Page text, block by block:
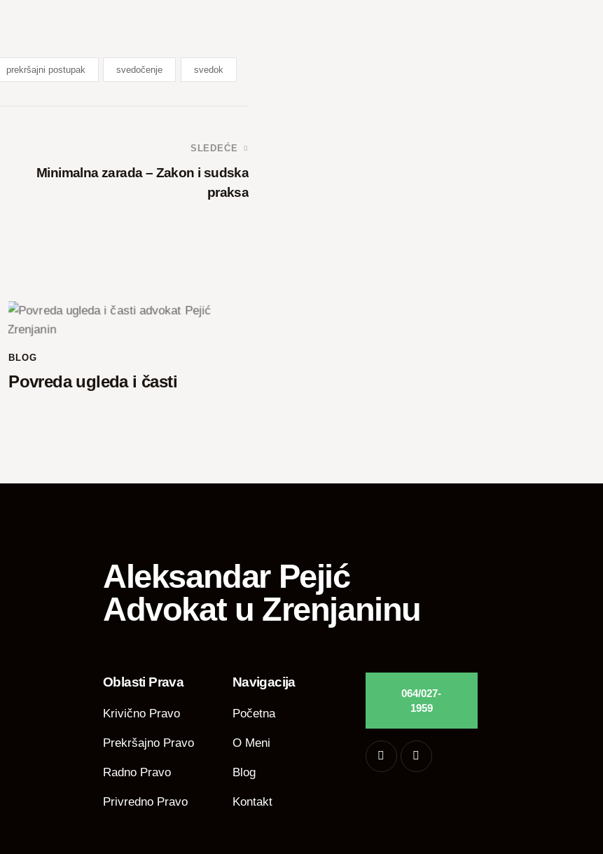
prekršajni postupak svedočenje svedok
SLEDEĆE
Minimalna zarada – Zakon i sudska
praksa
BLOG
Povreda ugleda i časti
Aleksandar Pejić
Advokat u Zrenjaninu
Oblasti Prava
Krivično Pravo
Prekršajno Pravo
Radno Pravo
Privredno Pravo
Navigacija
Početna
O Meni
Blog
Kontakt
064/027-
1959